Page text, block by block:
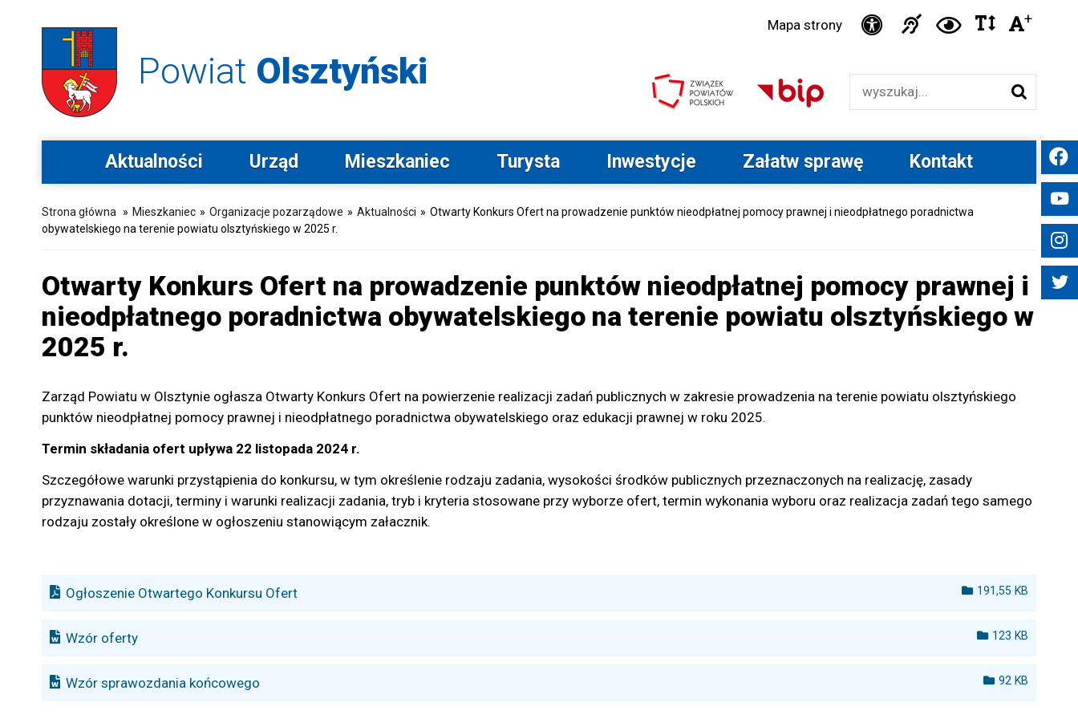
Powiat Olsztyński
Mapa strony
Ikonka
dostępności
Ikonka
dla
niesłyszących
Ikonka
kontrast
Ikonka
tekście
+
Aktualności Urząd Mieszkaniec Turysta Inwestycje Załatw sprawę Kontakt
Strona główna » Mieszkaniec » Organizacje pozarządowe » Aktualności » Otwarty Konkurs Ofert na prowadzenie punktów nieodpłatnej pomocy prawnej i nieodpłatnego poradnictwa
obywatelskiego na terenie powiatu olsztyńskiego w 2025 r.
Otwarty Konkurs Ofert na prowadzenie punktów nieodpłatnej pomocy prawnej i
nieodpłatnego poradnictwa obywatelskiego na terenie powiatu olsztyńskiego w
2025 r.
Zarząd Powiatu w Olsztynie ogłasza Otwarty Konkurs Ofert na powierzenie realizacji zadań publicznych w zakresie prowadzenia na terenie powiatu olsztyńskiego
punktów nieodpłatnej pomocy prawnej i nieodpłatnego poradnictwa obywatelskiego oraz edukacji prawnej w roku 2025.
Termin składania ofert upływa 22 listopada 2024 r.
Szczegółowe warunki przystąpienia do konkursu, w tym określenie rodzaju zadania, wysokości środków publicznych przeznaczonych na realizację, zasady
przyznawania dotacji, terminy i warunki realizacji zadania, tryb i kryteria stosowane przy wyborze ofert, termin wykonania wyboru oraz realizacja zadań tego samego
rodzaju zostały określone w ogłoszeniu stanowiącym załacznik.
191,55 KB
Ogłoszenie Otwartego Konkursu Ofert
123 KB
Wzór oferty
92 KB
Wzór sprawozdania końcowego